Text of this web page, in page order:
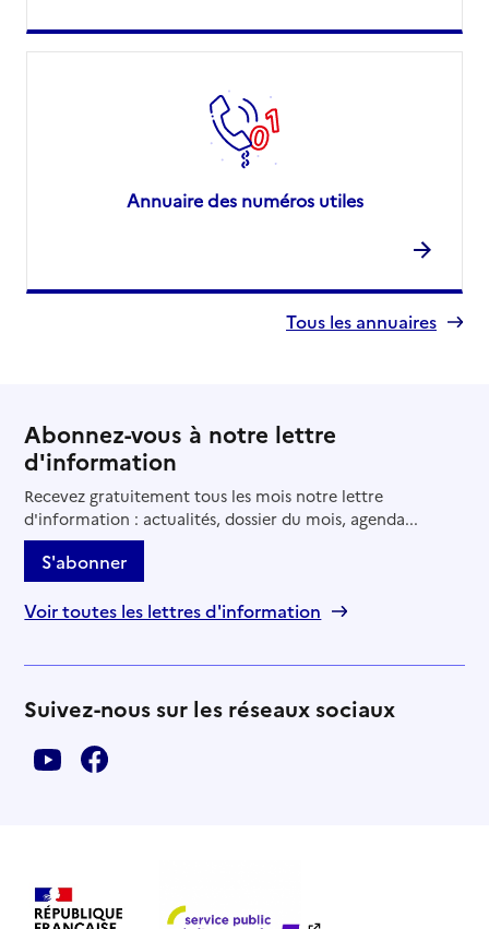
Annuaire des numéros utiles
Tous les annuaires
Abonnez-vous à notre lettre
d'information
Recevez gratuitement tous les mois notre lettre
d'information : actualités, dossier du mois, agenda...
S'abonner
Voir toutes les lettres d'information
Suivez-nous sur les réseaux sociaux